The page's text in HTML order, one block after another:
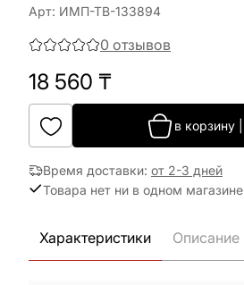
Арт: ИМП-ТВ-133894
0 отзывов
18 560 ₸
в корзину
Время доставки: от 2-3 дней
Товара нет ни в одном магазине
Характеристики Описание